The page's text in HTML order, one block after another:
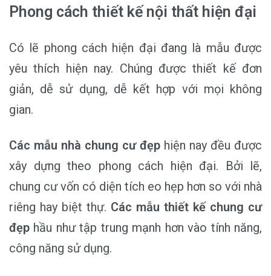
Phong cách thiết kế nội thất hiện đại
Có lẽ phong cách hiện đại đang là mẫu được
yêu thích hiện nay. Chúng được thiết kế đơn
giản, dễ sử dụng, dễ kết hợp với mọi không
gian.
Các mẫu nhà chung cư đẹp hiện nay đều được
xây dựng theo phong cách hiện đại. Bởi lẽ,
chung cư vốn có diện tích eo hẹp hơn so với nhà
riêng hay biệt thự. Các mẫu thiết kế chung cư
đẹp hầu như tập trung mạnh hơn vào tính năng,
công năng sử dụng.